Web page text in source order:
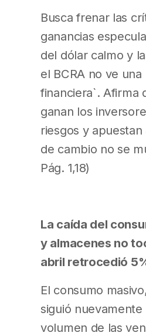
Busca frenar las
ganancias
del dólar calmo y
el BCRA no ve
financiera`. Afirma
ganan los
riesgos y
de cambio no se
Pág. 1,18)
La caída del
y almacenes no
abril retrocedió
El consumo
siguió
volumen de las